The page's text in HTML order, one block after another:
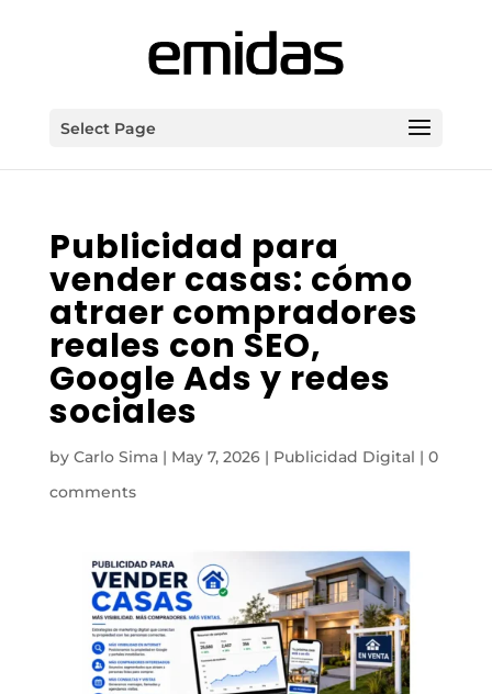
Select Page
Publicidad para
vender casas: cómo
atraer compradores
reales con SEO,
Google Ads y redes
sociales
by Carlo Sima| May 7, 2026| Publicidad Digital | 0
comments